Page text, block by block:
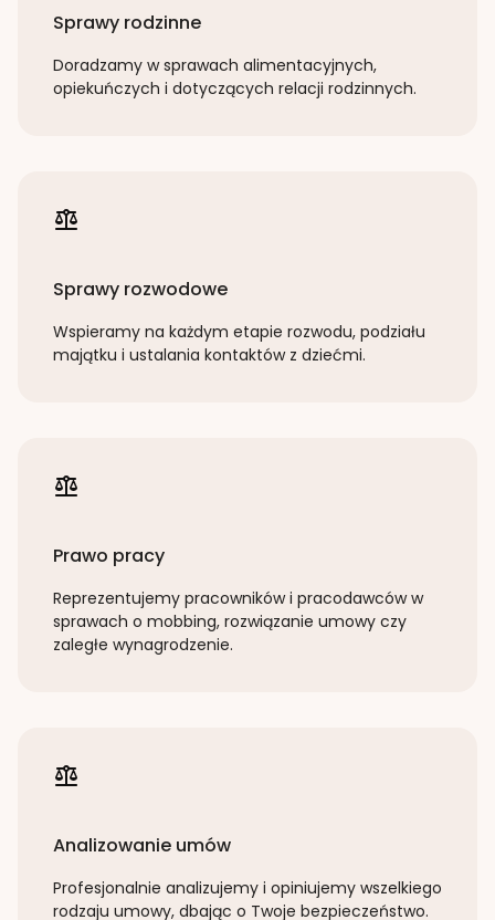
Sprawy rodzinne
Doradzamy w sprawach alimentacyjnych,
opiekuńczych i dotyczących relacji rodzinnych.
Sprawy rozwodowe
Wspieramy na każdym etapie rozwodu, podziału
majątku i ustalania kontaktów z dziećmi.
Prawo pracy
Reprezentujemy pracowników i pracodawców w
sprawach o mobbing, rozwiązanie umowy czy
zaległe wynagrodzenie.
Analizowanie umów
Profesjonalnie analizujemy i opiniujemy wszelkiego
rodzaju umowy, dbając o Twoje bezpieczeństwo.